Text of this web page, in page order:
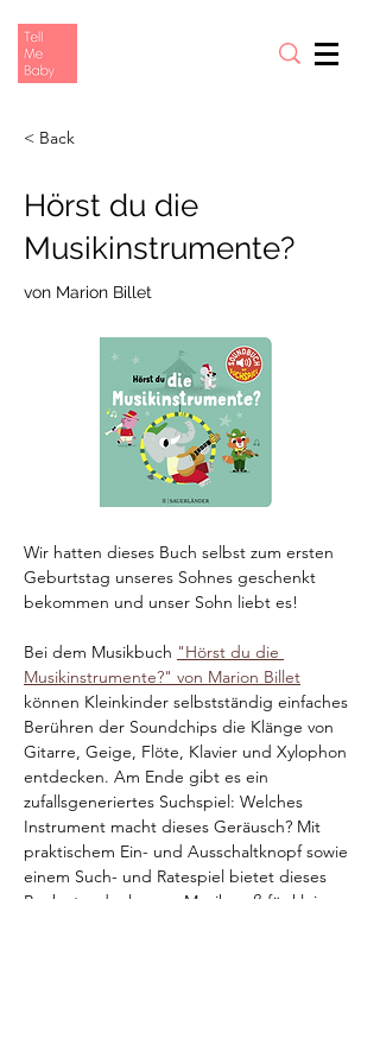
< Back
Hörst du die
Musikinstrumente?
von Marion Billet
Wir hatten dieses Buch selbst zum ersten
Geburtstag unseres Sohnes geschenkt
bekommen und unser Sohn liebt es!
Bei dem Musikbuch "Hörst du die
Musikinstrumente?" von Marion Billet
können Kleinkinder selbstständig einfaches
Berühren der Soundchips die Klänge von
Gitarre, Geige, Flöte, Klavier und Xylophon
entdecken. Am Ende gibt es ein
zufallsgeneriertes Suchspiel: Welches
Instrument macht dieses Geräusch? Mit
praktischem Ein- und Ausschaltknopf sowie
einem Such- und Ratespiel bietet dieses
Buch stundenlangen Musikspaß für kleine